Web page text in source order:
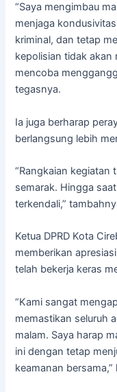
“Saya mengimbau
menjaga
kriminal, dan tetap
kepolisian tidak akan
mencoba
tegasnya.
Ia juga berharap
berlangsung lebih
“Rangkaian kegiatan
semarak. Hingga
terkendali,”
Ketua DPRD Kota
memberikan
telah bekerja keras
“Kami sangat
memastikan seluruh
malam. Saya harap
ini dengan tetap
keamanan bersama,”